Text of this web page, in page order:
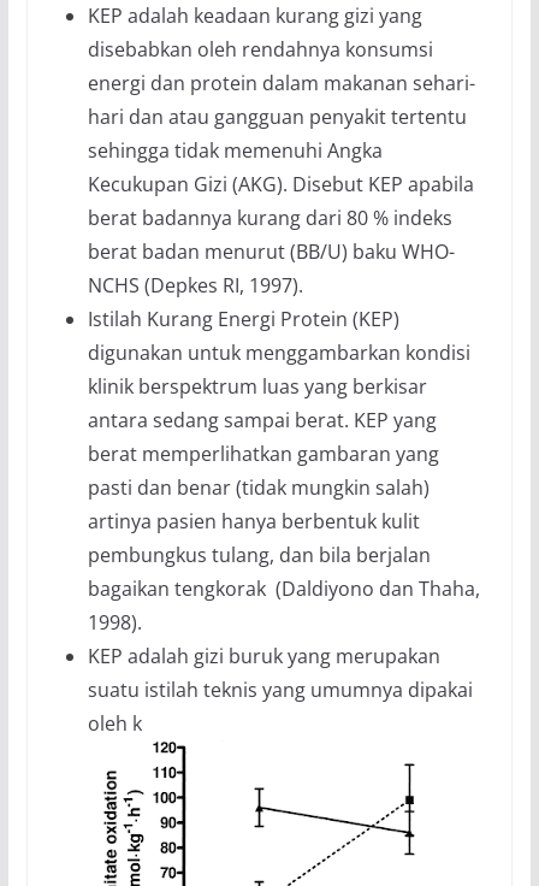
KEP adalah keadaan kurang gizi yang
disebabkan oleh rendahnya konsumsi
energi dan protein dalam makanan sehari-
hari dan atau gangguan penyakit tertentu
sehingga tidak memenuhi Angka
Kecukupan Gizi (AKG). Disebut KEP apabila
berat badannya kurang dari 80 % indeks
berat badan menurut (BB/U) baku WHO-
NCHS (Depkes RI, 1997).
Istilah Kurang Energi Protein (KEP)
digunakan untuk menggambarkan kondisi
klinik berspektrum luas yang berkisar
antara sedang sampai berat. KEP yang
berat memperlihatkan gambaran yang
pasti dan benar (tidak mungkin salah)
artinya pasien hanya berbentuk kulit
pembungkus tulang, dan bila berjalan
bagaikan tengkorak (Daldiyono dan Thaha,
1998).
KEP adalah gizi buruk yang merupakan
suatu istilah teknis yang umumnya dipakai
oleh k